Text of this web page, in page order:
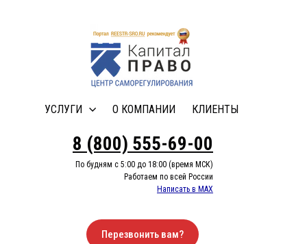
8 (800) 555-69-00
По будням с 5:00 до 18:00 (время МСК)
Работаем по всей России
Написать в MAX
Перезвонить вам?
УСЛУГИ О КОМПАНИИ КЛИЕНТЫ